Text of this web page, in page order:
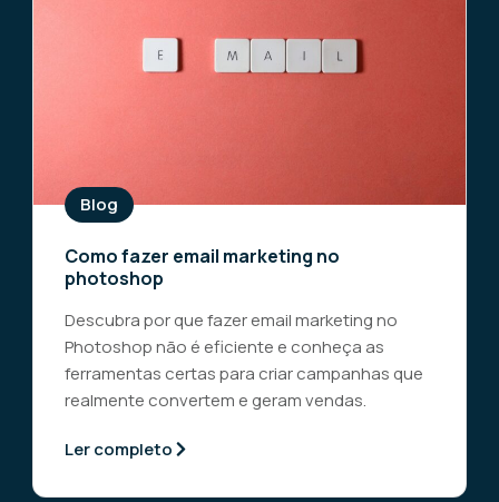
Blog
Como fazer email marketing no
photoshop
Descubra por que fazer email marketing no
Photoshop não é eficiente e conheça as
ferramentas certas para criar campanhas que
realmente convertem e geram vendas.
Ler completo